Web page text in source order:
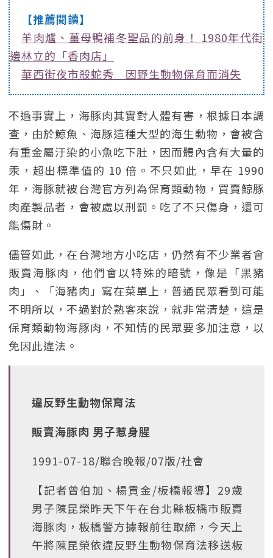
【推薦閱讀】
羊肉爐、薑母鴨補冬聖品的前身！ 1980年代街
邊林立的「香肉店」
華西街夜市殺蛇秀 因野生動物保育而消失
不過事實上，海豚肉其實對人體有害，根據日本調
查，由於鯨魚、海豚這種大型的海生動物，會被含
有重金屬汙染的小魚吃下肚，因而體內含有大量的
汞，超出標準值的 10 倍。不只如此，早在 1990
年，海豚就被台灣官方列為保育類動物，買賣鯨豚
肉產製品者，會被處以刑罰。吃了不只傷身，還可
能傷財。
儘管如此，在台灣地方小吃店，仍然有不少業者會
販賣海豚肉，他們會以特殊的暗號，像是「黑豬
肉」、「海豬肉」寫在菜單上，普通民眾看到可能
不明所以，不過對於熟客來說，就非常清楚，這是
保育類動物海豚肉，不知情的民眾要多加注意，以
免因此違法。
違反野生動物保育法
販賣海豚肉 男子惹身腥
1991-07-18/聯合晚報/07版/社會
【記者曾伯加、楊貢金/板橋報導】29歲
男子陳昆榮昨天下午在台北縣板橋市販賣
海豚肉，板橋警方據報前往取締，今天上
午將陳昆榮依違反野生動物保育法移送板